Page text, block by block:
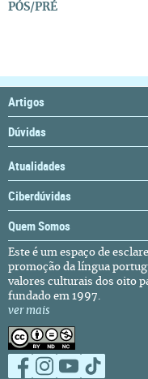
PÓS/PRÉ
Artigos
Dúvidas
Atualidades
Ciberdúvidas
Quem Somos
Este é um espaço de
promoção da língua
valores culturais dos oito
fundado em 1997.
ver mais